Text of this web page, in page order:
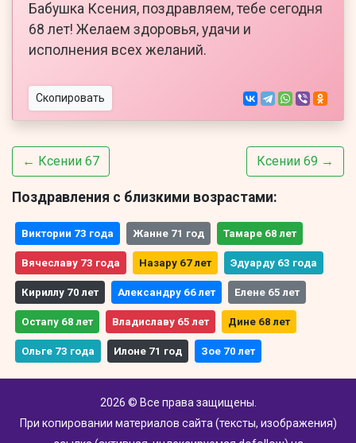
Бабушка Ксения, поздравляем, тебе сегодня
68 лет! Желаем здоровья, удачи и
исполнения всех желаний.
Скопировать
← Ксении 67 Ксении 69 →
Поздравления с близкими возрастами:
Виктории 73 года Жанне 71 год Тамаре 68 лет
Вячеславу 73 года Назару 67 лет Эдуарду 63 года
Кириллу 70 лет Александру 66 лет Елене 65 лет
Остапу 68 лет Владиславу 65 лет Дине 68 лет
Ольге 73 года Илоне 71 год Зое 70 лет
2026 © Все права защищены.
При копировании материалов сайта (тексты, изображения)